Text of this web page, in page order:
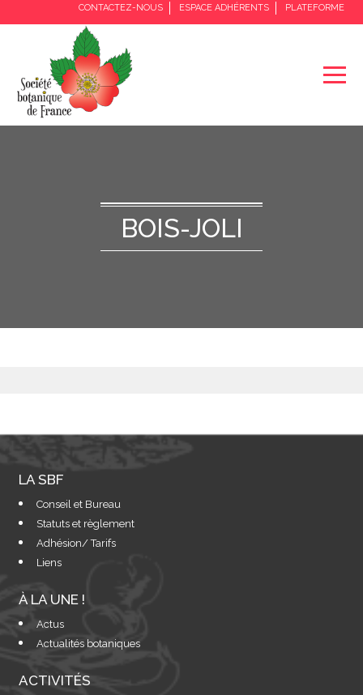
CONTACTEZ-NOUS ESPACE ADHÉRENTS PLATEFORME
BOIS-JOLI
LA SBF
Conseil et Bureau
Statuts et règlement
Adhésion/ Tarifs
Liens
À LA UNE !
Actus
Actualités botaniques
ACTIVITÉS